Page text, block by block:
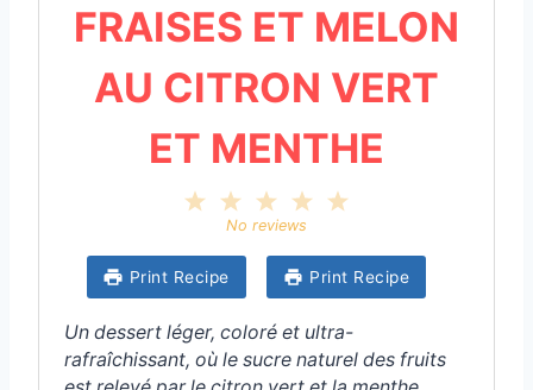
FRAISES ET MELON
AU CITRON VERT
ET MENTHE
a
r
s
4
a
r
s
3
S
a
r
s
2
S
a
a
r
No reviews
Print Recipe Print Recipe
Un dessert léger, coloré et ultra-
rafraîchissant, où le sucre naturel des fruits